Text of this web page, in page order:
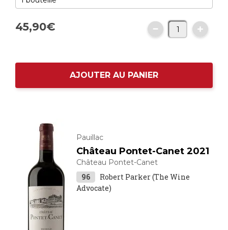
45,90€
AJOUTER AU PANIER
Pauillac
Château Pontet-Canet 2021
Château Pontet-Canet
96
Robert Parker (The Wine
Advocate)